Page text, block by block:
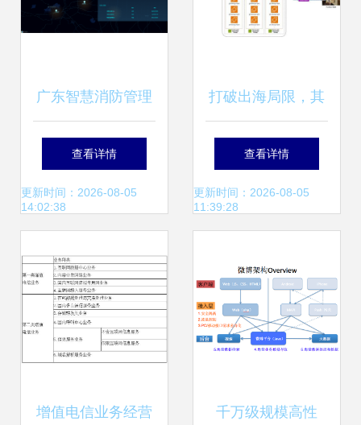
广东智慧消防管理
系统 消防工程接入
与数据处理存储的
查看详情
更新时间：2026-08-05
14:02:38
打破出海局限，其
域创新借亚马逊云
科技为三维重建注
查看详情
更新时间：2026-08-05
11:39:28
增值电信业务经营 千万级规模高性